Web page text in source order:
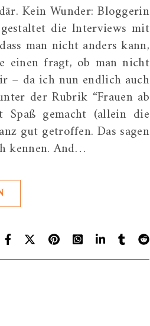
Kein Wunder: Bloggerin
die Interviews mit
man nicht anders kann,
einen fragt, ob man nicht
– da ich nun endlich auch
der Rubrik “Frauen ab
gemacht (allein die
gut getroffen. Das sagen
kennen. And…